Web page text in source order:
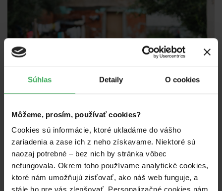
Súhlas Detaily O cookies
Môžeme, prosím, používať cookies?
Cookies sú informácie, ktoré ukladáme do vášho
zariadenia a zase ich z neho získavame. Niektoré sú
naozaj potrebné – bez nich by stránka vôbec
nefungovala. Okrem toho používame analytické cookies,
ktoré nám umožňujú zisťovať, ako náš web funguje, a